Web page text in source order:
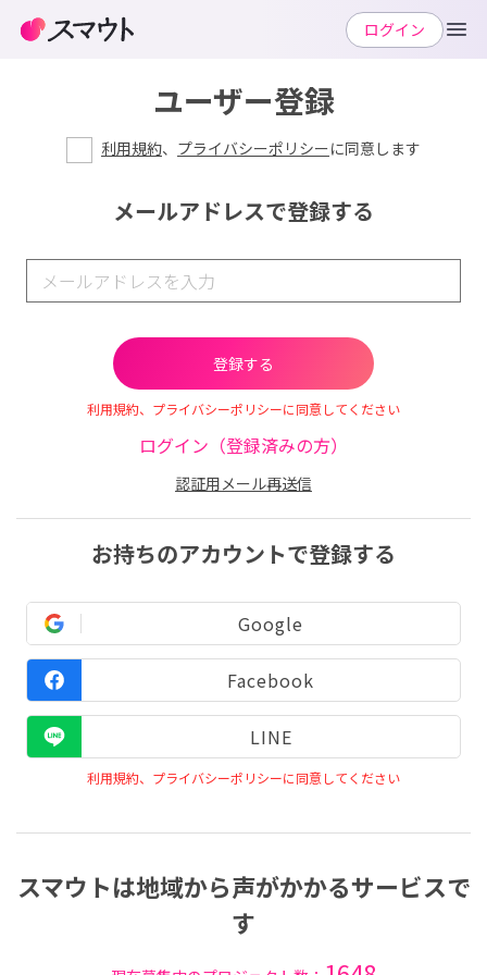
ユーザー登録
利用規約、 プライバシーポリシーに同意します
メールアドレスで登録する
利用規約、プライバシーポリシーに同意してください
ログイン（登録済みの方）
認証用メール再送信
お持ちのアカウントで登録する
Google
Facebook
LINE
利用規約、プライバシーポリシーに同意してください
スマウトは地域から声がかかるサービスで
す
ログイン